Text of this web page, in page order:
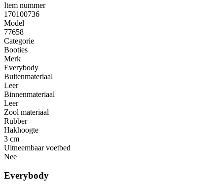
Item nummer
170100736
Model
77658
Categorie
Booties
Merk
Everybody
Buitenmateriaal
Leer
Binnenmateriaal
Leer
Zool materiaal
Rubber
Hakhoogte
3 cm
Uitneembaar voetbed
Nee
Everybody